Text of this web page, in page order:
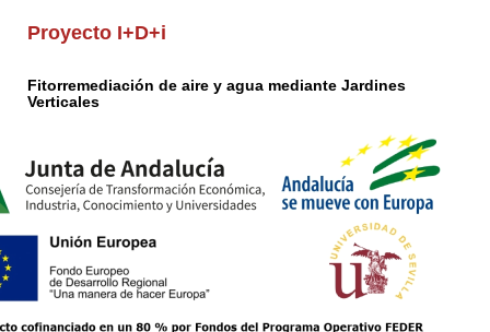
Proyecto I+D+i
Fitorremediación de aire y agua mediante Jardines
Verticales